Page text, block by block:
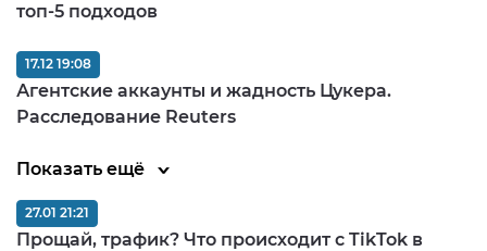
топ-5 подходов
Агентские аккаунты и жадность Цукера.
Расследование Reuters
17.12 19:08
Показать ещё
Прощай, трафик? Что происходит с TikTok в
27.01 21:21